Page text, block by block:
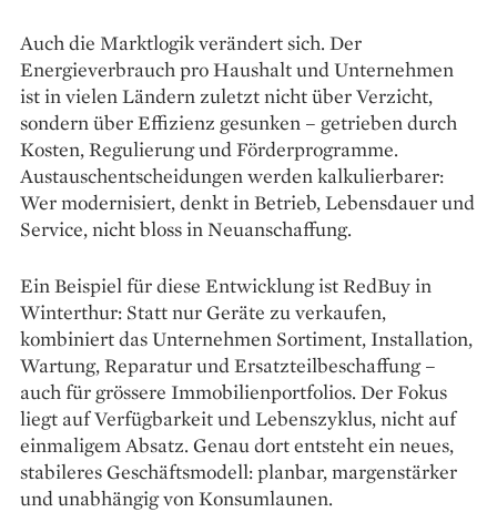
Auch die Marktlogik verändert sich. Der
Energieverbrauch pro Haushalt und Unternehmen
ist in vielen Ländern zuletzt nicht über Verzicht,
sondern über Effizienz gesunken – getrieben durch
Kosten, Regulierung und Förderprogramme.
Austauschentscheidungen werden kalkulierbarer:
Wer modernisiert, denkt in Betrieb, Lebensdauer und
Service, nicht bloss in Neuanschaffung.
Ein Beispiel für diese Entwicklung ist RedBuy in
Winterthur: Statt nur Geräte zu verkaufen,
kombiniert das Unternehmen Sortiment, Installation,
Wartung, Reparatur und Ersatzteilbeschaffung –
auch für grössere Immobilienportfolios. Der Fokus
liegt auf Verfügbarkeit und Lebenszyklus, nicht auf
einmaligem Absatz. Genau dort entsteht ein neues,
stabileres Geschäftsmodell: planbar, margenstärker
und unabhängig von Konsumlaunen.